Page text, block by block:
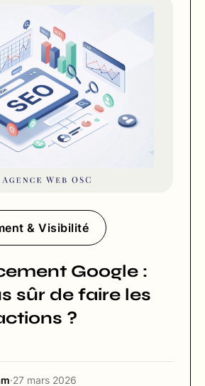
& Visibilité
Google :
sûr de faire les
?
·27 mars 2026